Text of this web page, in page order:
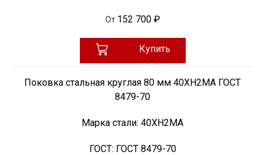
От 152 700 ₽
Купить
Поковка стальная круглая 80 мм 40ХН2МА ГОСТ
8479-70
Марка стали: 40ХН2МА
ГОСТ: ГОСТ 8479-70